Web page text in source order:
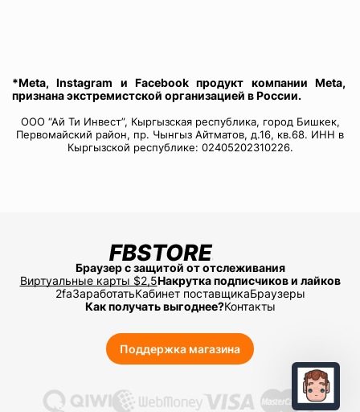
*Meta, Instagram и Facebook продукт компании Meta,
признана экстремистской организацией в России.
ООО “Ай Ти Инвест”, Кыргызская республика, город Бишкек,
Первомайский район, пр. Чынгыз Айтматов, д.16, кв.68. ИНН в
Кыргызской республике: 02405202310226.
Браузер с защитой от отслеживания
Виртуальные карты $2,5Накрутка подписчиков и лайков
2faЗаработатьКабинет поставщикаБраузеры
Как получать выгоднее?Контакты
Поддержка магазина